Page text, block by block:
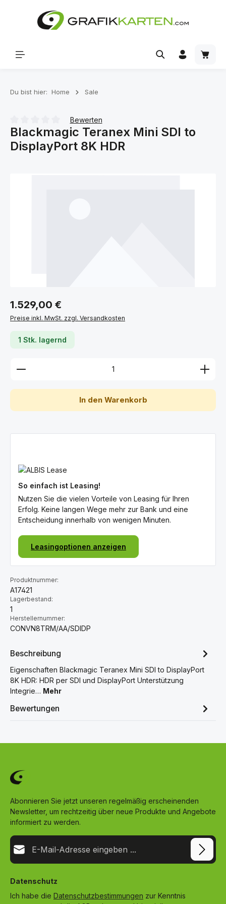
Zum Hauptinhalt springen
Du bist hier: Home Sale
Durchschnittliche Bewertung von 0 von 5 Sternen
Bewerten
Blackmagic Teranex Mini SDI to
DisplayPort 8K HDR
Regulärer Preis:
1.529,00 €
Preise inkl. MwSt. zzgl. Versandkosten
1 Stk. lagernd
Produkt Anzahl: Gib den gewünschten Wert ein
In den Warenkorb
So einfach ist Leasing!
Nutzen Sie die vielen Vorteile von Leasing für Ihren
Erfolg. Keine langen Wege mehr zur Bank und eine
Entscheidung innerhalb von wenigen Minuten.
Leasingoptionen anzeigen
Produktnummer:
A17421
Lagerbestand:
1
Herstellernummer:
CONVN8TRM/AA/SDIDP
Beschreibung
Eigenschaften Blackmagic Teranex Mini SDI to DisplayPort
8K HDR: HDR per SDI und DisplayPort Unterstützung
Integrie… Mehr
Bewertungen
Abonnieren Sie jetzt unseren regelmäßig erscheinenden
Newsletter, um rechtzeitig über neue Produkte und Angebote
informiert zu werden.
E-Mail-Adresse*
Datenschutz
Ich habe die Datenschutzbestimmungen zur Kenntnis